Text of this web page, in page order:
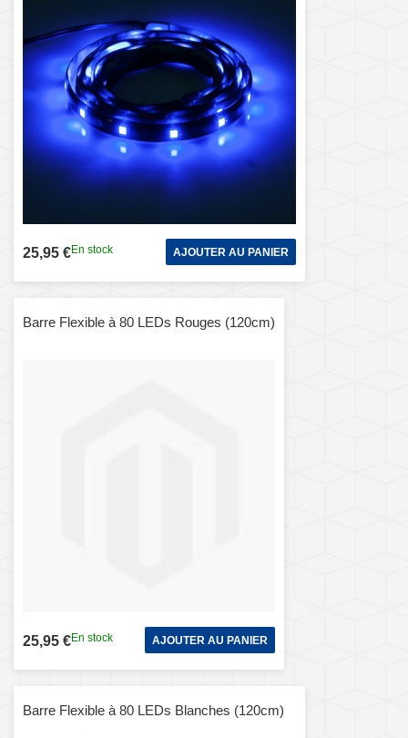
25,95 €En stock AJOUTER AU PANIER
Barre Flexible à 80 LEDs Rouges (120cm)
25,95 €En stock AJOUTER AU PANIER
Barre Flexible à 80 LEDs Blanches (120cm)